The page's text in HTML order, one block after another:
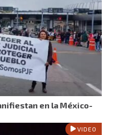
en la México-
VIDEO